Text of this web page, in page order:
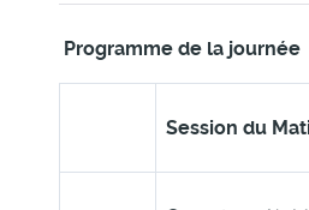
Programme de la journée
Session du